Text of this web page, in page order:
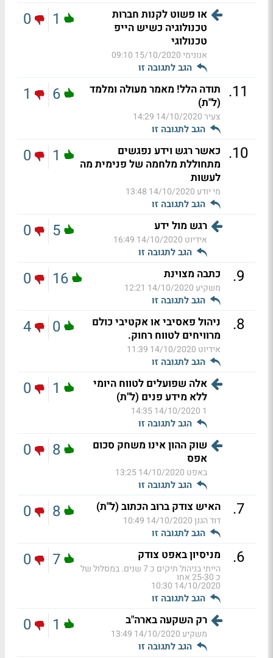
או פשוט לקנות חברות
טכנולוגיה כשיש הייפ
טכנולוגי
אנונימי15/10/2020 09:10
הגב לתגובה זו
1
0
11
. תודה הלל! מאמר מעולה ומלמד
(ל"ת)
צעיר14/10/2020 14:29
הגב לתגובה זו
6
1
10
. כאשר רגש וידע נפגשים
מתחוללת מלחמה של פנימית מה
לעשות
מי יודע14/10/2020 13:48
הגב לתגובה זו
1
0
רגש מול ידע
אידיוט 14/10/2020 16:49
הגב לתגובה זו
5
0
9
. כתבה מצוינת
משקיע14/10/2020 12:21
הגב לתגובה זו
16
0
8
.
ניהול פאסיבי או אקטיבי כולם
מרוויחים לטווח רחוק.
אידיוט 14/10/2020 11:39
הגב לתגובה זו
0
4
אלה שפועלים לטווח היומי
ללא מידע פנים (ל"ת)
1
14/10/2020 14:35
הגב לתגובה זו
1
0
שוק ההון אינו משחק סכום
אפס
באפט 14/10/2020 13:25
הגב לתגובה זו
8
0
7
. האיש צודק ברוב הכתוב (ל"ת)
דוד הגנן14/10/2020 10:49
הגב לתגובה זו
8
0
6
. מניסיון באפט צודק
הייתי בניהול תיקים כ 7 שנים. במסלול של
כ 25-30 אחו
14/10/2020 10:30
הגב לתגובה זו
7
0
רק השקעה בארה"ב
משקיע14/10/2020 13:49
הגב לתגובה זו
1
0